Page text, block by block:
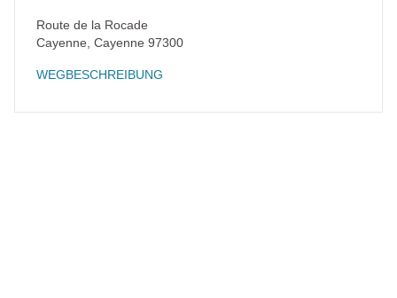
Route de la Rocade
Cayenne Cayenne 97300
WEGBESCHREIBUNG